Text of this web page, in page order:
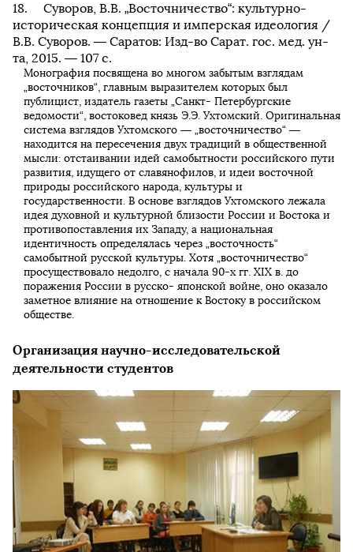
Суворов, В.В. „Восточничество“: культурно-
историческая концепция и имперская идеология /
В.В. Суворов. — Саратов: Изд-во Сарат. гос. мед. ун-
та, 2015. — 107 с.
Монография посвящена во многом забытым взглядам
„восточников“, главным выразителем которых был
публицист, издатель газеты „Санкт- Петербургские
ведомости“, востоковед князь Э.Э. Ухтомский. Оригинальная
система взглядов Ухтомского — „восточничество“ —
находится на пересечения двух традиций в общественной
мысли: отстаивании идей самобытности российского пути
развития, идущего от славянофилов, и идеи восточной
природы российского народа, культуры и
государственности. В основе взглядов Ухтомского лежала
идея духовной и культурной близости России и Востока и
противопоставления их Западу, а национальная
идентичность определялась через „восточность“
самобытной русской культуры. Хотя „восточничество“
просуществовало недолго, с начала 90-х гг. XIX в. до
поражения России в русско- японской войне, оно оказало
заметное влияние на отношение к Востоку в российском
обществе.
Организация научно-исследовательской
деятельности студентов